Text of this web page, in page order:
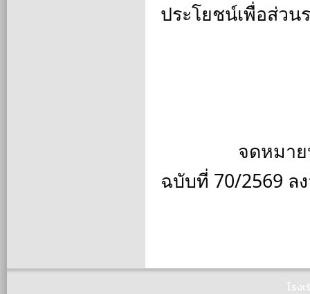
ประโยชน์เพื่อส่วน
ฉบับที่ 70/2569 ล
โรง